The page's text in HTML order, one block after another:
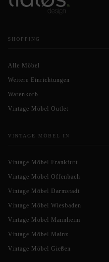
SHOPPING
Alle Möbel
Weitere Einrichtungen
Warenkorb
Vintage Möbel Outlet
VINTAGE MÖBEL IN
Vintage Möbel Frankfurt
Vintage Möbel Offenbach
Vintage Möbel Darmstadt
Vintage Möbel Wiesbaden
Vintage Möbel Mannheim
Vintage Möbel Mainz
Vintage Möbel Gießen